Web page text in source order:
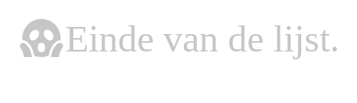
Einde van de lijst.